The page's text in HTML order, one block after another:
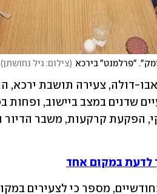
"פרלמנט" בירכא (צילום: גיל נחושתן)